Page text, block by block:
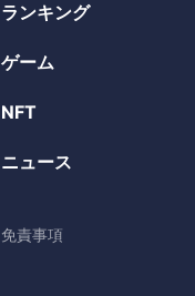
ランキング
ゲーム
NFT
ニュース
免責事項